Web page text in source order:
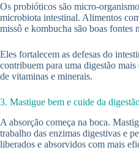
Os probióticos são micro-
microbiota intestinal. Alimentos
missô e kombucha são boas fontes
Eles fortalecem as defesas do
contribuem para uma digestão
de vitaminas e minerais.
3. Mastigue bem e cuide da
A absorção começa na boca.
trabalho das enzimas digestivas e
liberados e absorvidos com mais